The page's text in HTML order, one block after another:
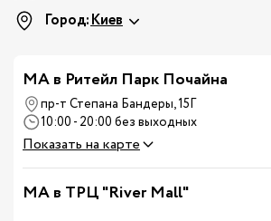
Город:Киев
МА в Ритейл Парк Почайна
пр-т Степана Бандеры, 15Г
10:00 - 20:00 без выходных
Показать на карте
MA в ТРЦ "River Mall"